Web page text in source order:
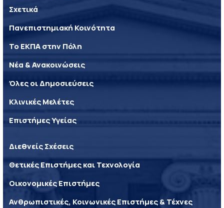
Σχετικά
Πανεπιστημιακή Κοινότητα
Το ΕΚΠΑ στην Πόλη
Νέα & Ανακοινώσεις
Όλες οι Δημοσιεύσεις
Κλινικές Μελέτες
Επιστήμες Υγείας
Διεθνείς Σχέσεις
Θετικές Επιστήμες και Τεχνολογία
Οικονομικές Επιστήμες
Ανθρωπιστικές, Κοινωνικές Επιστήμες & Τέχνες